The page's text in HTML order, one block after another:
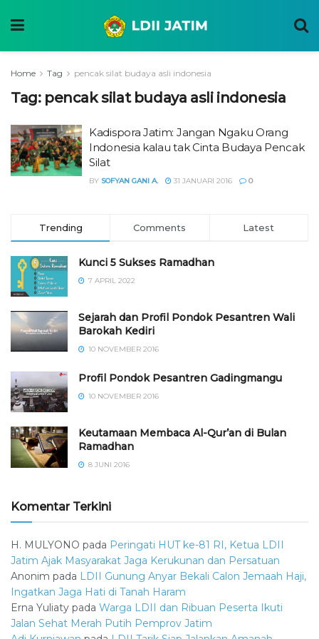
Home Tag pencak silat budaya asli indonesia
Tag: pencak silat budaya asli indonesia
Kadispora Jatim: Jangan Ngaku Orang
Indonesia kalau tak Cinta Budaya Pencak
Silat
BY SOFYAN GANI A. 31 JANUARI 2016 0
Trending Comments Latest
Kunci 5 Sukses Ramadhan
7 APRIL 2022
Sejarah dan Profil Pondok Pesantren Wali
Barokah Kediri
10 NOVEMBER 2016
⁠⁠⁠Profil Pondok Pesantren Gadingmangu
10 NOVEMBER 2016
Keutamaan Membaca Al-Qur’an di Bulan
Ramadhan
8 JUNI 2016
Komentar Terkini
H. MULYONO pada Peringati HUT ke-81 RI, Ketua LDII
Jatim Ajak Masyarakat Jaga Kerukunan dan Persatuan
Anonim pada LDII Gunung Anyar Bekali Calon Jemaah Haji,
Ingatkan Jaga Hati di Tanah Haram
Erna Yuliaty pada Warga LDII dan Ribuan Peserta Ikuti
Jalan Sehat Merah Putih Pemprov Jatim